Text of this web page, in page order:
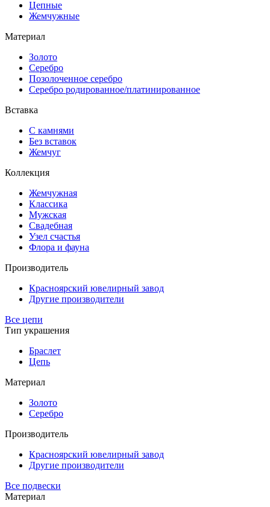
Цепные
Жемчужные
Материал
Золото
Серебро
Позолоченное серебро
Серебро родированное/платинированное
Вставка
С камнями
Без вставок
Жемчуг
Коллекция
Жемчужная
Классика
Мужская
Свадебная
Узел счастья
Флора и фауна
Производитель
Красноярский ювелирный завод
Другие производители
Все цепи
Тип украшения
Браслет
Цепь
Материал
Золото
Серебро
Производитель
Красноярский ювелирный завод
Другие производители
Все подвески
Материал